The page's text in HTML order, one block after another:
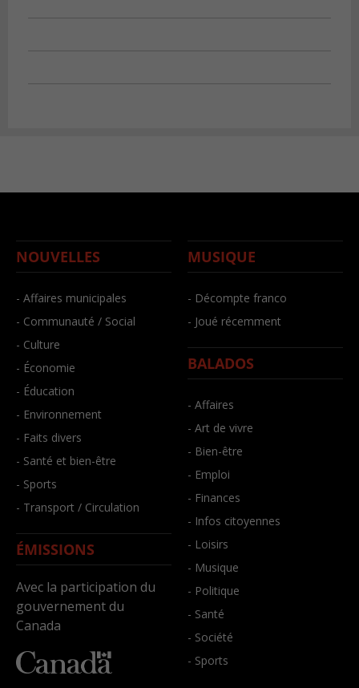
NOUVELLES
- Affaires municipales
- Communauté / Social
- Culture
- Économie
- Éducation
- Environnement
- Faits divers
- Santé et bien-être
- Sports
- Transport / Circulation
ÉMISSIONS
Avec la participation du
gouvernement du
Canada
MUSIQUE
- Décompte franco
- Joué récemment
BALADOS
- Affaires
- Art de vivre
- Bien-être
- Emploi
- Finances
- Infos citoyennes
- Loisirs
- Musique
- Politique
- Santé
- Société
- Sports